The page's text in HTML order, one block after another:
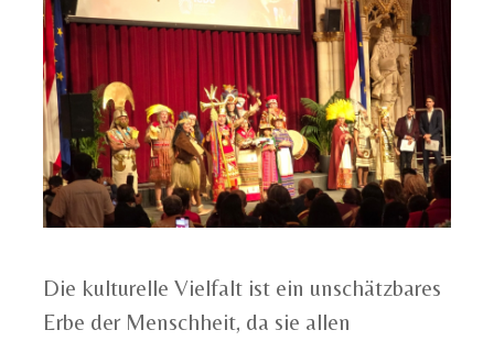
Die kulturelle Vielfalt ist ein unschätzbares
Erbe der Menschheit, da sie allen